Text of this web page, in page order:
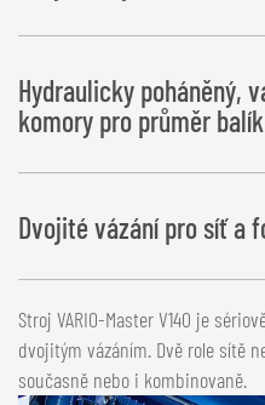
Hydraulicky poháněný,
komory pro průměr
Dvojité vázání pro síť a
Stroj VARIO-Master V140 je
dvojitým vázáním. Dvě role sítě
současně nebo i kombinovaně.